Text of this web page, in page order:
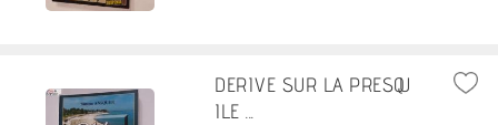
DERIVE SUR LA PRESQU
ILE ...